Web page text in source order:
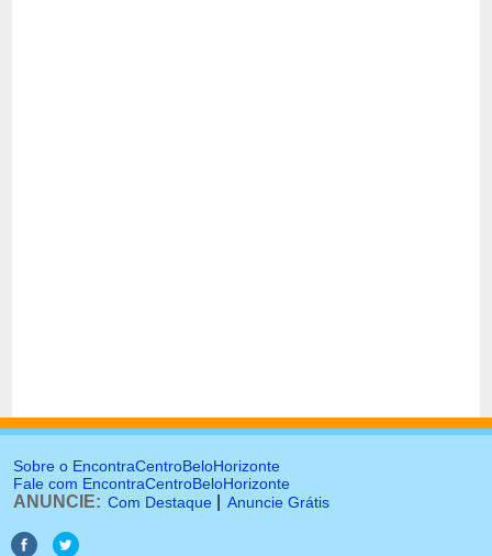
Sobre o EncontraCentroBeloHorizonte
Fale com EncontraCentroBeloHorizonte
ANUNCIE: Com Destaque Anuncie Grátis